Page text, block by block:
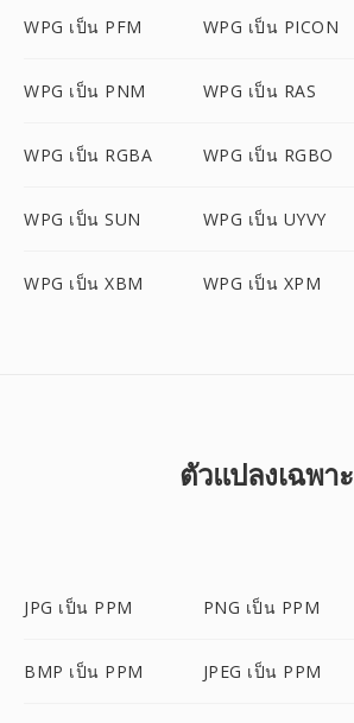
WPG เป็น PFM WPG เป็น PICON
WPG เป็น PNM WPG เป็น RAS
WPG เป็น RGBA WPG เป็น RGBO
WPG เป็น SUN WPG เป็น UYVY
WPG เป็น XBM WPG เป็น XPM
ตัวแปลงเฉพาะ
JPG เป็น PPM PNG เป็น PPM
BMP เป็น PPM JPEG เป็น PPM